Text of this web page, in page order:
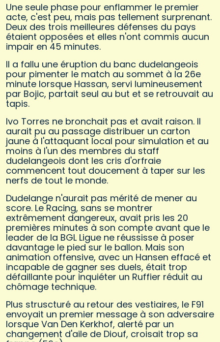
Une seule phase pour enflammer le premier
acte, c'est peu, mais pas tellement surprenant.
Deux des trois meilleures défenses du pays
étaient opposées et elles n'ont commis aucun
impair en 45 minutes.
Il a fallu une éruption du banc dudelangeois
pour pimenter le match au sommet à la 26e
minute lorsque Hassan, servi lumineusement
par Bojic, partait seul au but et se retrouvait au
tapis.
Ivo Torres ne bronchait pas et avait raison. Il
aurait pu au passage distribuer un carton
jaune à l'attaquant local pour simulation et au
moins à l'un des membres du staff
dudelangeois dont les cris d'orfraie
commencent tout doucement à taper sur les
nerfs de tout le monde.
Dudelange n'aurait pas mérité de mener au
score. Le Racing, sans se montrer
extrêmement dangereux, avait pris les 20
premières minutes à son compte avant que le
leader de la BGL Ligue ne réussisse à poser
davantage le pied sur le ballon. Mais son
animation offensive, avec un Hansen effacé et
incapable de gagner ses duels, était trop
défaillante pour inquiéter un Ruffier réduit au
chômage technique.
Plus struscturé au retour des vestiaires, le F91
envoyait un premier message à son adversaire
lorsque Van Den Kerkhof, alerté par un
changement d'aile de Diouf, croisait trop sa